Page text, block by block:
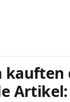
kauften
Artikel: